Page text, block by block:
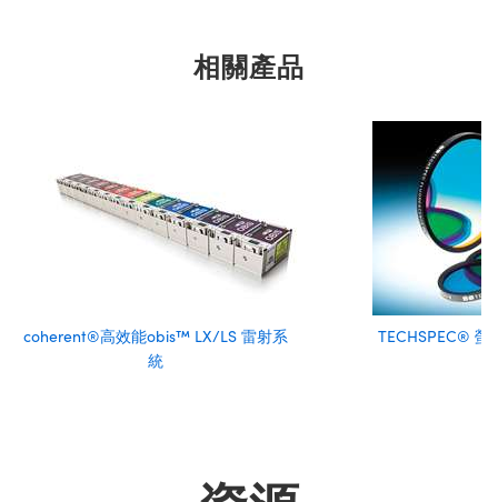
相關產品
coherent®高效能obis™ LX/LS 雷射系
統
TECHSPEC® 螢